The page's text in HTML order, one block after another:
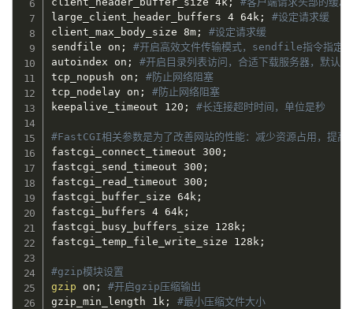
large_client_header_buffers 4 64k ;
#设定请求缓
client_max_body_size 8m ;
#设定请求缓
sendfile on ;
#开启高效文件传输模式，sendfile指令指定
autoindex on ;
#开启目录列表访问，合适下载服务器，默认关
tcp_nopush on ;
#防止网络阻塞
tcp_nodelay on ;
#防止网络阻塞
keepalive_timeout 120 ; #长连接超时时间，单位是秒
#FastCGI相关参数是为了改善网站的性能：减少资源占用，提高
fastcgi_connect_timeout 300 ;
fastcgi_send_timeout 300 ;
fastcgi_read_timeout 300 ;
fastcgi_buffer_size 64k ;
fastcgi_buffers 4 64k ;
fastcgi_busy_buffers_size 128k ;
fastcgi_temp_file_write_size 128k ;
#gzip模块设置
gzip on ;
#开启gzip压缩输出
gzip_min_length 1k ;
#最小压缩文件大小